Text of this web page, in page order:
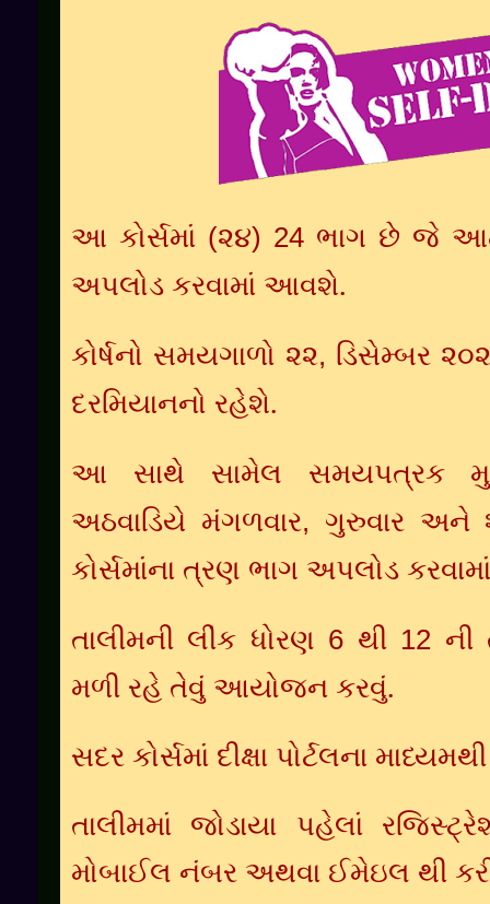
આ કોર્સમાં (૨૪) 24 ભાગ છે જે
અપલોડ કરવામાં આવશે.
કોર્ષનો સમયગાળો ૨૨, ડિસેમ્બર
દરમિયાનનો રહેશે.
આ સાથે સામેલ સમયપત્રક
અઠવાડિયે મંગળવાર, ગુરુવાર અને
કોર્સમાંના ત્રણ ભાગ અપલોડ કરવામાં
તાલીમની લીંક ધોરણ 6 થી 12 ની
મળી રહે તેવું આયોજન કરવું.
સદર કોર્સમાં દીક્ષા પોર્ટલના માધ્યમથી
તાલીમમાં જોડાયા પહેલાં
મોબાઈલ નંબર અથવા ઈમેઇલ થી